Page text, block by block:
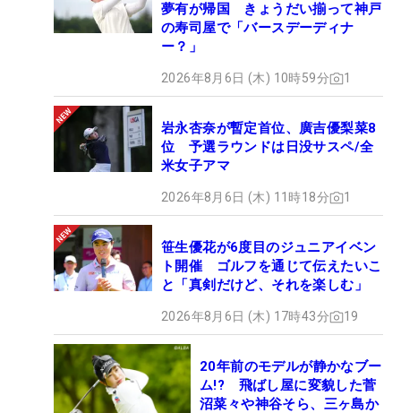
夢有が帰国 きょうだい揃って神戸
の寿司屋で「バースデーディナ
ー？」
2026年8月6日 (木) 10時59分 1
岩永杏奈が暫定首位、廣吉優梨菜8
位 予選ラウンドは日没サスペ/全
米女子アマ
2026年8月6日 (木) 11時18分 1
笹生優花が6度目のジュニアイベン
ト開催 ゴルフを通じて伝えたいこ
と「真剣だけど、それを楽しむ」
2026年8月6日 (木) 17時43分 19
20年前のモデルが静かなブー
ム!? 飛ばし屋に変貌した菅
沼菜々や神谷そら、三ヶ島か